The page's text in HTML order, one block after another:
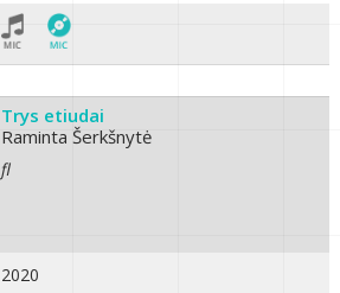
Trys etiudai
Raminta Šerkšnytė
fl
2020